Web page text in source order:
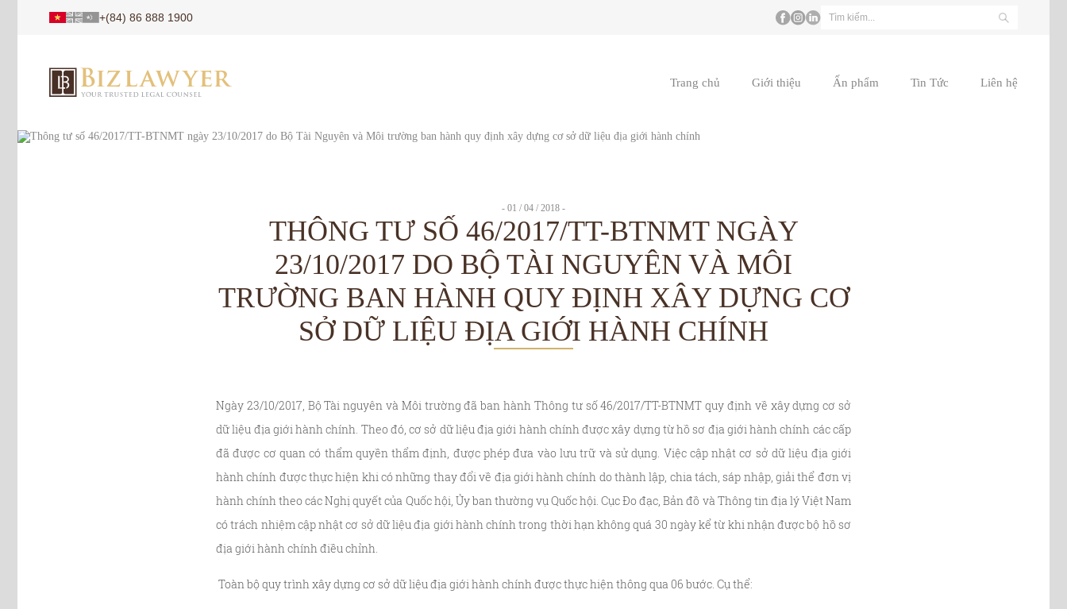
+(84) 86 888 1900
Trang chủ Giới thiệu Ấn phẩm Tin Tức Liên hệ
- 01 / 04 / 2018 -
THÔNG TƯ SỐ 46/2017/TT-BTNMT NGÀY
23/10/2017 DO BỘ TÀI NGUYÊN VÀ MÔI
TRƯỜNG BAN HÀNH QUY ĐỊNH XÂY DỰNG CƠ
SỞ DỮ LIỆU ĐỊA GIỚI HÀNH CHÍNH
Ngày 23/10/2017, Bộ Tài nguyên và Môi trường đã ban hành Thông tư số 46/2017/TT-BTNMT quy định về xây dựng cơ sở
dữ liệu địa giới hành chính. Theo đó, cơ sở dữ liệu địa giới hành chính được xây dựng từ hồ sơ địa giới hành chính các cấp
đã được cơ quan có thẩm quyền thẩm định, được phép đưa vào lưu trữ và sử dụng. Việc cập nhật cơ sở dữ liệu địa giới
hành chính được thực hiện khi có những thay đổi về địa giới hành chính do thành lập, chia tách, sáp nhập, giải thể đơn vị
hành chính theo các Nghị quyết của Quốc hội, Ủy ban thường vụ Quốc hội. Cục Đo đạc, Bản đồ và Thông tin địa lý Việt Nam
có trách nhiệm cập nhật cơ sở dữ liệu địa giới hành chính trong thời hạn không quá 30 ngày kể từ khi nhận được bộ hồ sơ
địa giới hành chính điều chỉnh.
Toàn bộ quy trình xây dựng cơ sở dữ liệu địa giới hành chính được thực hiện thông qua 06 bước. Cụ thể: